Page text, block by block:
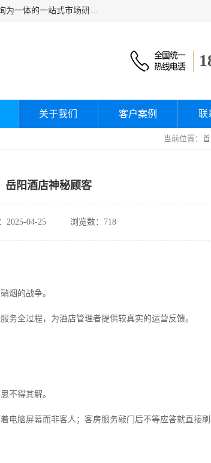
湖南群狼市场调研服务有限公司是一家集问卷设计、市场调查执行、数据统计分析、报告撰写、研究咨询为一体的一站式市场研究服务机构，主要服务：市场调研、三方评估、满意度研究、快消研究、地产物业调查、品牌研究、神秘顾客调查、行业研究、产品研究、公共事务专项调查等。
关于我们 客户案例 联
当前位置：
岳阳酒店神秘顾客
2025-04-25 浏览数：718
烟的战争。
务全过程，为酒店管理者提供较真实的运营反馈。
不得其解。
电脑屏幕而非客人；客房服务敲门后不等应答就直接